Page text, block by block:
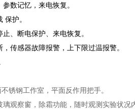
数记忆，来电恢复。
保护。
、断电保护、来电恢复。
传感器故障报警，上下限过温报警。
锈钢工作室，平面反作用把手。
璃观察窗，除霜功能，随时观测实验状况